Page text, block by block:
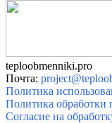
teploobmenniki.pro
Почта:
Политика
Политика обработки
Согласие на